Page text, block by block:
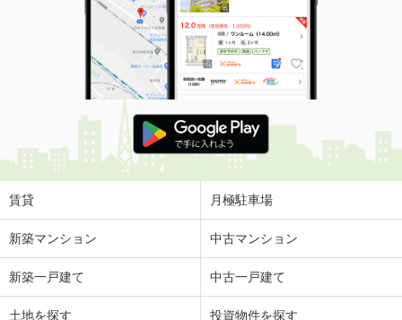
賃貸 月極駐車場
新築マンション 中古マンション
新築一戸建て 中古一戸建て
土地を探す 投資物件を探す